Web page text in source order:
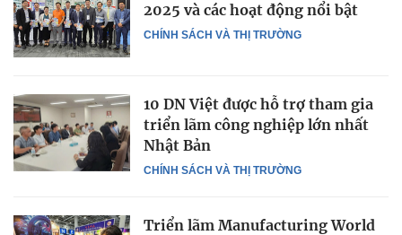
CHÍNH SÁCH VÀ THỊ TRƯỜNG
2025 và các hoạt động nổi bật
CHÍNH SÁCH VÀ THỊ TRƯỜNG
10 DN Việt được hỗ trợ tham gia
triển lãm công nghiệp lớn nhất
Nhật Bản
Triển lãm Manufacturing World